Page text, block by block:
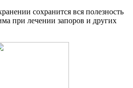
сохранится вся полезность
при лечении запоров и других